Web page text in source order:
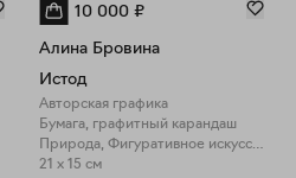
10 000 ₽
Алина Бровина
Истод
Авторская графика
Бумага, графитный карандаш
Природа, Фигуративное искусство
21 x 15 см